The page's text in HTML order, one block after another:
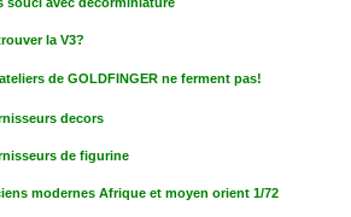
la V3?
de GOLDFINGER ne ferment pas!
decors
de figurine
modernes Afrique et moyen orient 1/72